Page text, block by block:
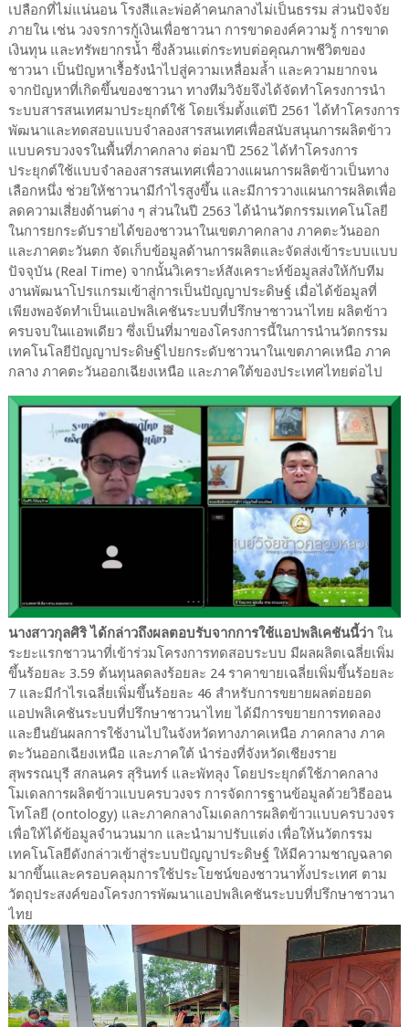
เปลือกที่ไม่แน่นอน โรงสีและพ่อค้าคนกลางไม่เป็นธรรม ส่วนปัจจัย
ภายใน เช่น วงจรการกู้เงินเพื่อชาวนา การขาดองค์ความรู้ การขาด
เงินทุน และทรัพยากรน้ำ ซึ่งล้วนแต่กระทบต่อคุณภาพชีวิตของ
ชาวนา เป็นปัญหาเรื้อรังนำไปสู่ความเหลื่อมล้ำ และความยากจน
จากปัญหาที่เกิดขึ้นของชาวนา ทางทีมวิจัยจึงได้จัดทำโครงการนำ
ระบบสารสนเทศมาประยุกต์ใช้ โดยเริ่มตั้งแต่ปี 2561 ได้ทำโครงการ
พัฒนาและทดสอบแบบจำลองสารสนเทศเพื่อสนับสนุนการผลิตข้าว
แบบครบวงจรในพื้นที่ภาคกลาง ต่อมาปี 2562 ได้ทำโครงการ
ประยุกต์ใช้แบบจำลองสารสนเทศเพื่อวางแผนการผลิตข้าวเป็นทาง
เลือกหนึ่ง ช่วยให้ชาวนามีกำไรสูงขึ้น และมีการวางแผนการผลิตเพื่อ
ลดความเสี่ยงด้านต่าง ๆ ส่วนในปี 2563 ได้นำนวัตกรรมเทคโนโลยี
ในการยกระดับรายได้ของชาวนาในเขตภาคกลาง ภาคตะวันออก
และภาคตะวันตก จัดเก็บข้อมูลด้านการผลิตและจัดส่งเข้าระบบแบบ
ปัจจุบัน (Real Time) จากนั้นวิเคราะห์สังเคราะห์ข้อมูลส่งให้กับทีม
งานพัฒนาโปรแกรมเข้าสู่การเป็นปัญญาประดิษฐ์ เมื่อได้ข้อมูลที่
เพียงพอจัดทำเป็นแอปพลิเคชันระบบที่ปรึกษาชาวนาไทย ผลิตข้าว
ครบจบในแอพเดียว ซึ่งเป็นที่มาของโครงการนี้ในการนำนวัตกรรม
เทคโนโลยีปัญญาประดิษฐ์ไปยกระดับชาวนาในเขตภาคเหนือ ภาค
กลาง ภาคตะวันออกเฉียงเหนือ และภาคใต้ของประเทศไทยต่อไป
นางสาวกุลศิริ ได้กล่าวถึงผลตอบรับจากการใช้แอปพลิเคชันนี้ว่าใน
ระยะแรกชาวนาที่เข้าร่วมโครงการทดสอบระบบ มีผลผลิตเฉลี่ยเพิ่ม
ขึ้นร้อยละ 3.59 ต้นทุนลดลงร้อยละ 24 ราคาขายเฉลี่ยเพิ่มขึ้นร้อยละ
7 และมีกำไรเฉลี่ยเพิ่มขึ้นร้อยละ 46 สำหรับการขยายผลต่อยอด
แอปพลิเคชันระบบที่ปรึกษาชาวนาไทย ได้มีการขยายการทดลอง
และยืนยันผลการใช้งานไปในจังหวัดทางภาคเหนือ ภาคกลาง ภาค
ตะวันออกเฉียงเหนือ และภาคใต้ นำร่องที่จังหวัดเชียงราย
สุพรรณบุรี สกลนคร สุรินทร์ และพัทลุง โดยประยุกต์ใช้ภาคกลาง
โมเดลการผลิตข้าวแบบครบวงจร การจัดการฐานข้อมูลด้วยวิธีออน
โทโลยี (ontology) และภาคกลางโมเดลการผลิตข้าวแบบครบวงจร
เพื่อให้ได้ข้อมูลจำนวนมาก และนำมาปรับแต่ง เพื่อให้นวัตกรรม
เทคโนโลยีดังกล่าวเข้าสู่ระบบปัญญาประดิษฐ์ ให้มีความชาญฉลาด
มากขึ้นและครอบคลุมการใช้ประโยชน์ของชาวนาทั้งประเทศ ตาม
วัตถุประสงค์ของโครงการพัฒนาแอปพลิเคชันระบบที่ปรึกษาชาวนา
ไทย